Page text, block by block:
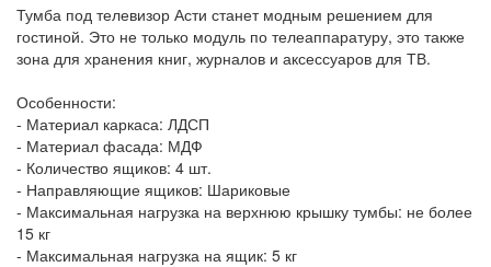
Тумба под телевизор Асти станет модным решением для
гостиной. Это не только модуль по телеаппаратуру, это также
зона для хранения книг, журналов и аксессуаров для ТВ.
Особенности:
- Материал каркаса: ЛДСП
- Материал фасада: МДФ
- Количество ящиков: 4 шт.
- Направляющие ящиков: Шариковые
- Максимальная нагрузка на верхнюю крышку тумбы: не более
15 кг
- Максимальная нагрузка на ящик: 5 кг